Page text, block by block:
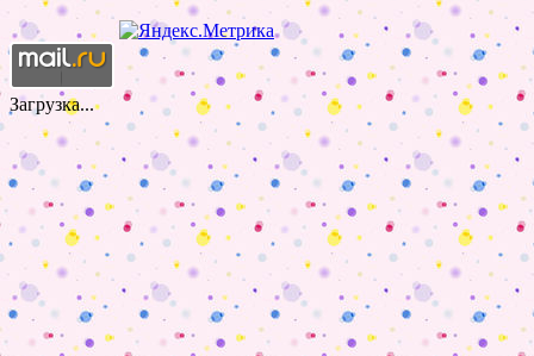
Загрузка...